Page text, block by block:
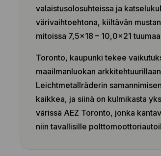
valaistusolosuhteissa ja
värivaihtoehtona, kiiltävän
mitoissa 7,5×18 – 10,0×21
Toronto, kaupunki tekee
maailmanluokan
Leichtmetallräderin
kaikkea, ja siinä on kulmikasta
värissä AEZ Toronto, jonka
niin tavallisille